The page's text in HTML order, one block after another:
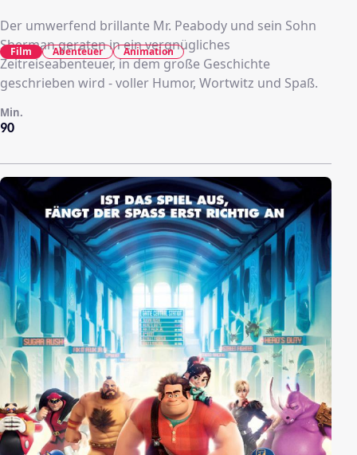
Der umwerfend brillante Mr. Peabody und sein Sohn
Sherman geraten in ein vergnügliches
Zeitreiseabenteuer, in dem große Geschichte
geschrieben wird - voller Humor, Wortwitz und Spaß.
90
Min.
Film Abenteuer Animation